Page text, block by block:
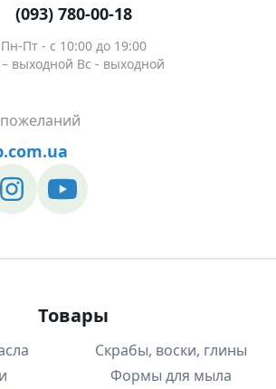
(093) 780-00-18
Пн-Пт - c 10:00 до 19:00
выходной Вс - выходной
Товары
Скрабы, воски, глины
Формы для мыла